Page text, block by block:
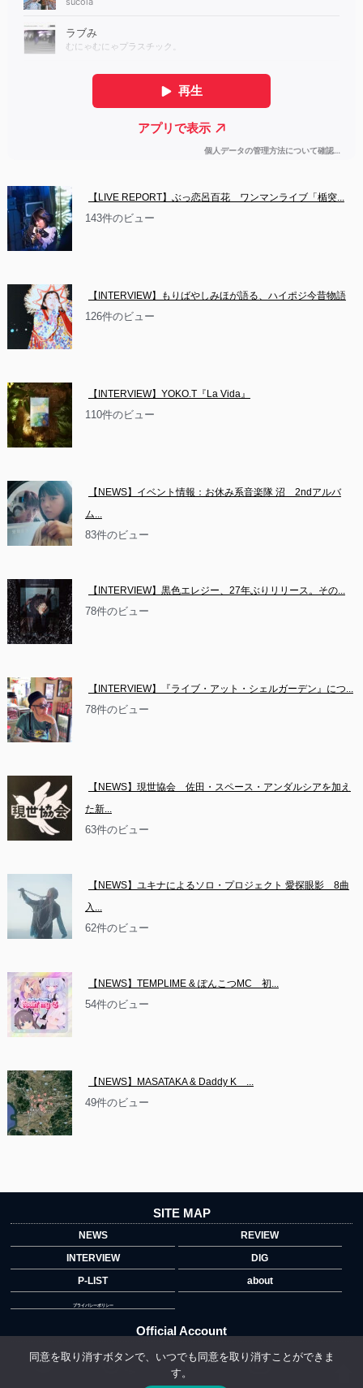
【LIVE REPORT】ぶっ恋呂百花　ワンマンライブ「楯突...
143件のビュー
【INTERVIEW】もりばやしみほが語る、ハイポジ今昔物語
126件のビュー
【INTERVIEW】YOKO.T『La Vida』
110件のビュー
【NEWS】イベント情報：お休み系音楽隊 沼　2ndアルバ
ム...
83件のビュー
【INTERVIEW】黒色エレジー、27年ぶりリリース。その...
78件のビュー
【INTERVIEW】『ライブ・アット・シェルガーデン』につ...
78件のビュー
【NEWS】現世協会　佐田・スペース・アンダルシアを加え
た新...
63件のビュー
【NEWS】ユキナによるソロ・プロジェクト 愛探眼影　8曲
入...
62件のビュー
【NEWS】TEMPLIME & ぽんこつMC　初...
54件のビュー
【NEWS】MASATAKA & Daddy K　...
49件のビュー
SITE MAP
NEWS
REVIEW
INTERVIEW
DIG
P-LIST
about
プライバシーポリシー
Official Account
同意を取り消すボタンで、いつでも同意を取り消すことができま
す。